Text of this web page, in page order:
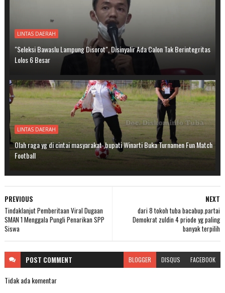
LINTAS DAERAH
"Seleksi Bawaslu Lampung Disorot", Disinyalir Ada Calon Tak Berintegritas
Lolos 6 Besar
LINTAS DAERAH
Olah raga yg di cintai masyarakat ,bupati Winarti Buka Turnamen Fun Match
Football
NEXT
dari 8 tokoh tuba bacabup.partai
Demokrat zuldin 4 priode yg paling
banyak terpilih
PREVIOUS
Tindaklanjut Pemberitaan Viral Dugaan
SMAN 1 Menggala Pungli Penarikan SPP
Siswa
POST COMMENT BLOGGER DISQUS FACEBOOK
Tidak ada komentar